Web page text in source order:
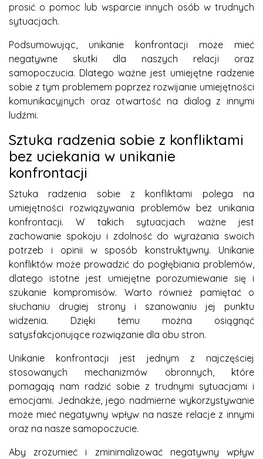
prosić o pomoc lub wsparcie innych osób w trudnych
sytuacjach.
Podsumowując, unikanie konfrontacji może mieć
negatywne skutki dla naszych relacji oraz
samopoczucia. Dlatego ważne jest umiejętne radzenie
sobie z tym problemem poprzez rozwijanie umiejętności
komunikacyjnych oraz otwartość na dialog z innymi
ludźmi.
Sztuka radzenia sobie z konfliktami
bez uciekania w unikanie
konfrontacji
Sztuka radzenia sobie z konfliktami polega na
umiejętności rozwiązywania problemów bez unikania
konfrontacji. W takich sytuacjach ważne jest
zachowanie spokoju i zdolność do wyrażania swoich
potrzeb i opinii w sposób konstruktywny. Unikanie
konfliktów może prowadzić do pogłębiania problemów,
dlatego istotne jest umiejętne porozumiewanie się i
szukanie kompromisów. Warto również pamiętać o
słuchaniu drugiej strony i szanowaniu jej punktu
widzenia. Dzięki temu można osiągnąć
satysfakcjonujące rozwiązanie dla obu stron.
Unikanie konfrontacji jest jednym z najczęściej
stosowanych mechanizmów obronnych, które
pomagają nam radzić sobie z trudnymi sytuacjami i
emocjami. Jednakże, jego nadmierne wykorzystywanie
może mieć negatywny wpływ na nasze relacje z innymi
oraz na nasze samopoczucie.
Aby zrozumieć i zminimalizować negatywny wpływ